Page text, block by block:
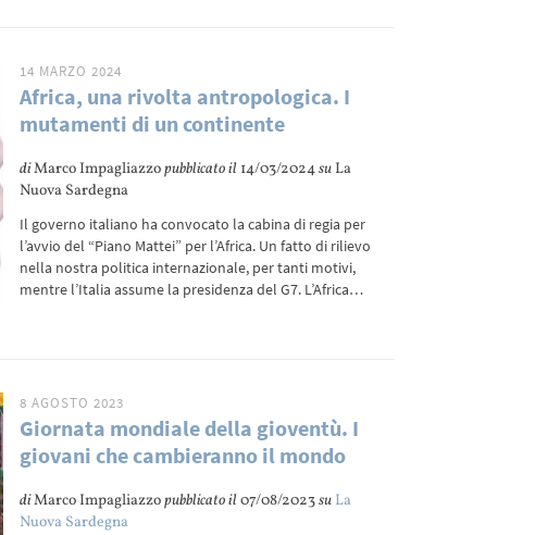
14 MARZO 2024
Africa, una rivolta antropologica. I
mutamenti di un continente
diMarco Impagliazzopubblicato il 14/03/2024su La
Nuova Sardegna
Il governo italiano ha convocato la cabina di regia per
l’avvio del “Piano Mattei” per l’Africa. Un fatto di rilievo
nella nostra politica internazionale, per tanti motivi,
mentre l’Italia assume la presidenza del G7. L’Africa…
8 AGOSTO 2023
Giornata mondiale della gioventù. I
giovani che cambieranno il mondo
diMarco Impagliazzopubblicato il07/08/2023su La
Nuova Sardegna